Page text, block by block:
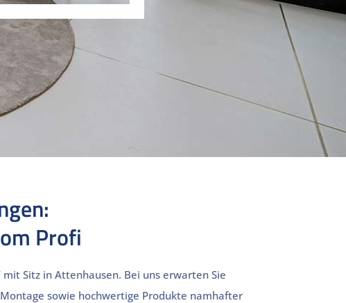
Profi
Sitz in Attenhausen. Bei uns erwarten Sie
sowie hochwertige Produkte namhafter